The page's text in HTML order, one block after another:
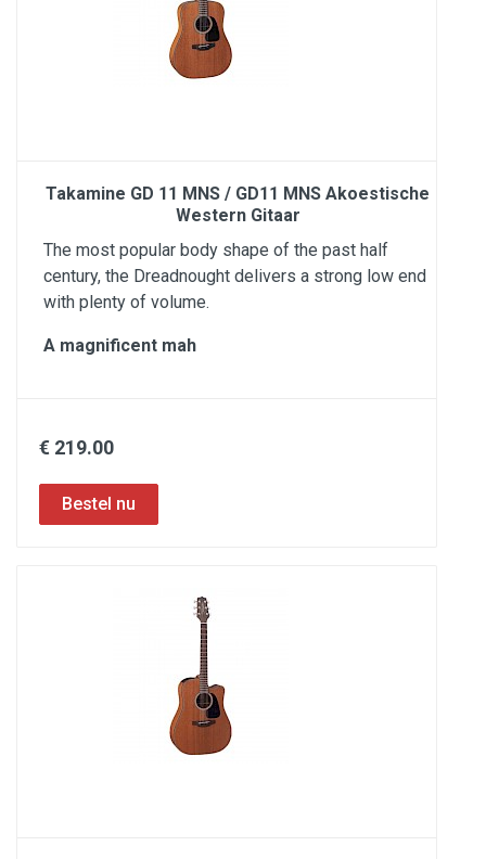
Takamine GD 11 MNS / GD11 MNS Akoestische
Western Gitaar
The most popular body shape of the past half
century, the Dreadnought delivers a strong low end
with plenty of volume.
A magnificent mah
€ 219.00